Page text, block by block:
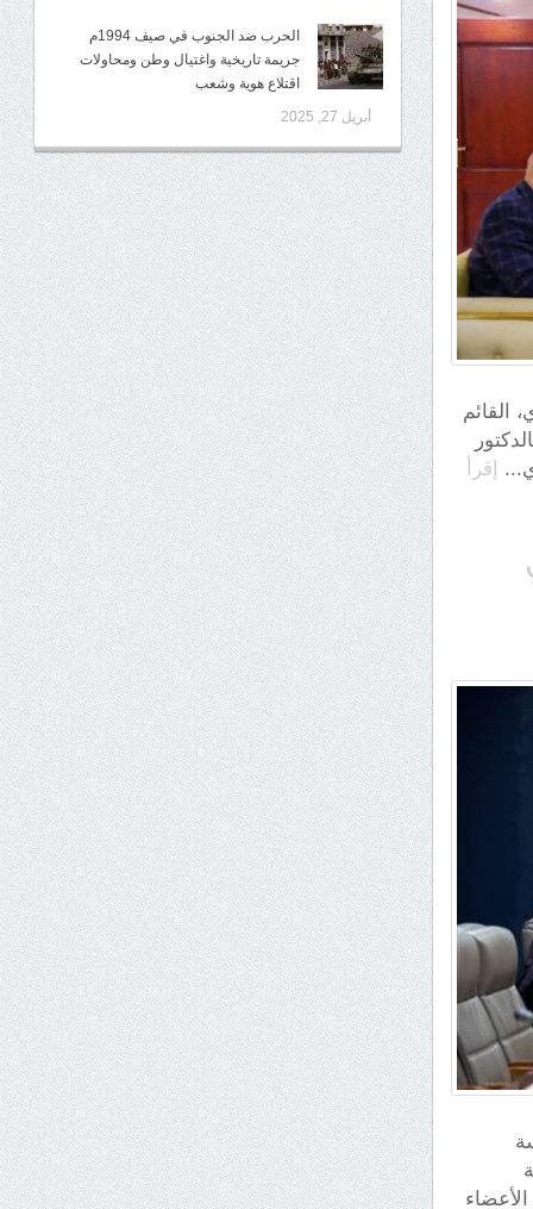
القائم
إقرأ
الحرب ضد الجنوب في صيف 1994م
جريمة تاريخية واغتيال وطن ومحاولات
اقتلاع هوية وشعب
أبريل 27, 2025